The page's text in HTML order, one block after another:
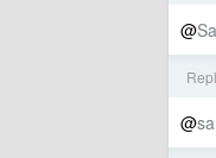
@
@